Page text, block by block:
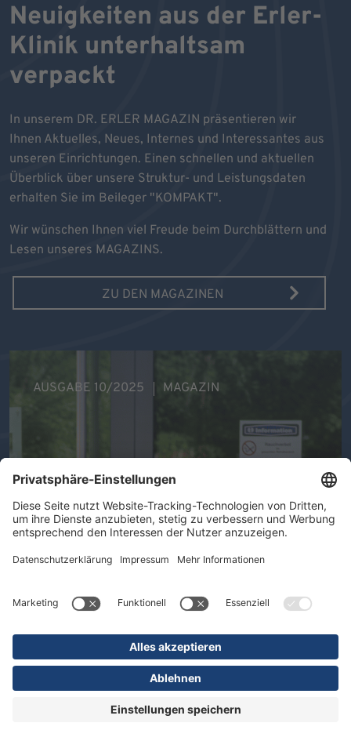
Neuigkeiten aus der Erler-
Klinik unterhaltsam
verpackt
In unserem DR. ERLER MAGAZIN präsentieren wir
Ihnen Aktuelles, Neues, Internes und Interessantes aus
unseren Einrichtungen. Einen schnellen und aktuellen
Überblick über unsere Struktur- und Leistungsdaten
erhalten Sie im Beileger "KOMPAKT".
Wir wünschen Ihnen viel Freude beim Durchblättern und
Lesen unseres MAGAZINS.
ZU DEN MAGAZINEN
Ihre Gesundheit im Mittelpunkt -
Therapeutische Vielfalt in der DR.
ERLER REHA
AUSGABE 10/2025 MAGAZIN